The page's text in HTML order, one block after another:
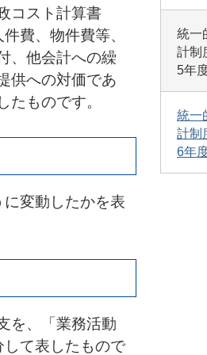
コスト計算書
費、物件費等、
、他会計への繰
供への対価であ
ものです。
変動したかを表
を、「業務活動
て表したもので
統一
計制
5年
統一
計制
6年